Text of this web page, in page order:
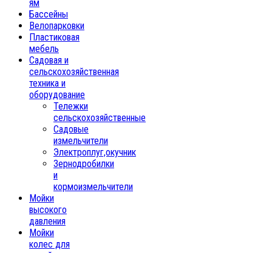
ям
Бассейны
Велопарковки
Пластиковая
мебель
Садовая и
сельскохозяйственная
техника и
оборудование
Тележки
сельскохозяйственные
Садовые
измельчители
Электроплуг,окучник
Зернодробилки
и
кормоизмельчители
Мойки
высокого
давления
Мойки
колес для